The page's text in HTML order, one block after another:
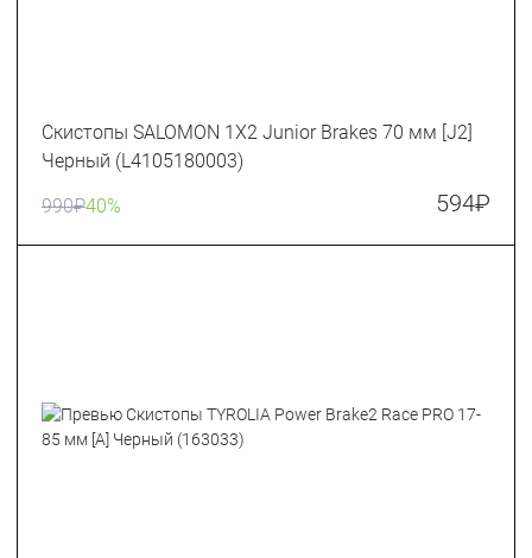
Скистопы SALOMON 1X2 Junior Brakes 70 мм [J2]
Черный (L4105180003)
990₽40% 594₽